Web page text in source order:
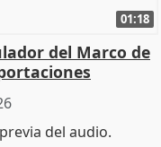
01:18
del Marco de